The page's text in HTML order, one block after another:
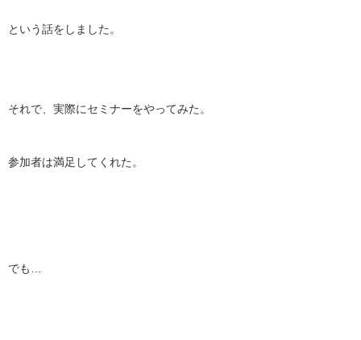
という話をしました。
それで、実際にセミナーをやってみた。
参加者は満足してくれた。
でも…